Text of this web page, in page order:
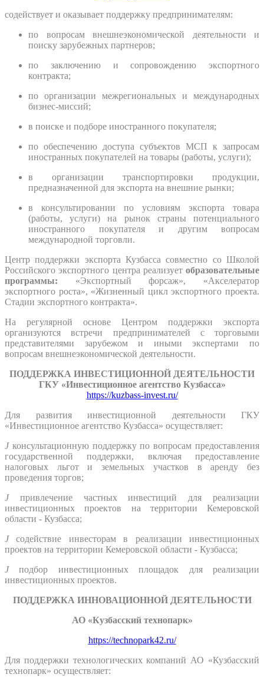
содействует и оказывает поддержку предпринимателям:
по вопросам внешнеэкономической деятельности и
поиску зарубежных партнеров;
по заключению и сопровождению экспортного
контракта;
по организации межрегиональных и международных
бизнес-миссий;
в поиске и подборе иностранного покупателя;
по обеспечению доступа субъектов МСП к запросам
иностранных покупателей на товары (работы, услуги);
в организации транспортировки продукции,
предназначенной для экспорта на внешние рынки;
в консультировании по условиям экспорта товара
(работы, услуги) на рынок страны потенциального
иностранного покупателя и другим вопросам
международной торговли.
Центр поддержки экспорта Кузбасса совместно со Школой
Российского экспортного центра реализует образовательные
программы: «Экспортный форсаж», «Акселератор
экспортного роста», «Жизненный цикл экспортного проекта.
Стадии экспортного контракта».
На регулярной основе Центром поддержки экспорта
организуются встречи предпринимателей с торговыми
представителями зарубежом и иными экспертами по
вопросам внешнеэкономической деятельности.
ПОДДЕРЖКА ИНВЕСТИЦИОННОЙ ДЕЯТЕЛЬНОСТИ
ГКУ «Инвестиционное агентство Кузбасса»
https://kuzbass-invest.ru/
Для развития инвестиционной деятельности ГКУ
«Инвестиционное агентство Кузбасса» осуществляет:
Jконсультационную поддержку по вопросам предоставления
государственной поддержки, включая предоставление
налоговых льгот и земельных участков в аренду без
проведения торгов;
Jпривлечение частных инвестиций для реализации
инвестиционных проектов на территории Кемеровской
области - Кузбасса;
Jсодействие инвесторам в реализации инвестиционных
проектов на территории Кемеровской области - Кузбасса;
Jподбор инвестиционных площадок для реализации
инвестиционных проектов.
ПОДДЕРЖКА ИННОВАЦИОННОЙ ДЕЯТЕЛЬНОСТИ
АО «Кузбасский технопарк»
https://technopark42.ru/
Для поддержки технологических компаний АО «Кузбасский
технопарк» осуществляет: